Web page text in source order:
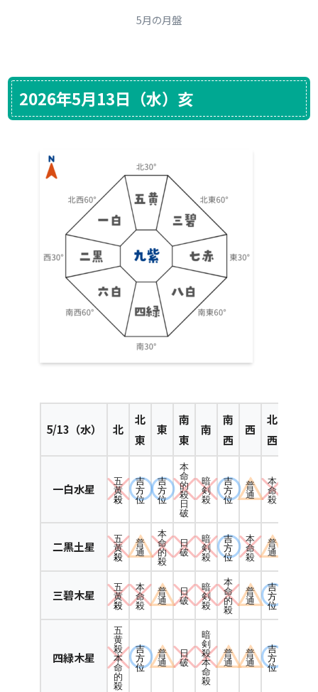
5月の月盤
2026年5月13日（水）亥
5/13（水） 北
北
東
東
南
東
南
南
西
西
北
西
一白水星
五
黄
殺
吉
方
位
吉
方
位
本
命
的
殺
日
破
暗
剣
殺
吉
方
位
普
通
本
命
殺
二黒土星
五
黄
殺
普
通
本
命
的
殺
日
破
暗
剣
殺
吉
方
位
本
命
殺
普
通
三碧木星
五
黄
殺
本
命
殺
普
通
日
破
暗
剣
殺
本
命
的
殺
普
通
吉
方
位
四緑木星
五
黄
殺
本
命
的
殺
吉
方
位
普
通
日
破
暗
剣
殺
本
命
殺
普
通
普
通
吉
方
位